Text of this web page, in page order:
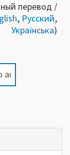
перевод /
, Русский,
Українська)